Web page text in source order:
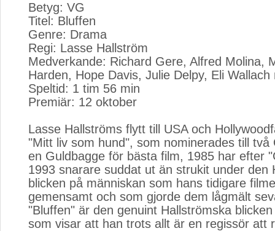
Betyg: VG
Titel: Bluffen
Genre: Drama
Regi: Lasse Hallström
Medverkande: Richard Gere, Alfred Molina,
Harden, Hope Davis, Julie Delpy, Eli Wallach
Speltid: 1 tim 56 min
Premiär: 12 oktober
Lasse Hallströms flytt till USA och
"Mitt liv som hund", som nominerades till två
en Guldbagge för bästa film, 1985 har efter
1993 snarare suddat ut än strukit under den
blicken på människan som hans tidigare
gemensamt och som gjorde dem lågmält
"Bluffen" är den genuint Hallströmska
som visar att han trots allt är en regissör att